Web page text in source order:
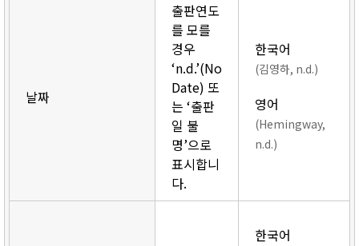
날짜
출판연도
를 모를
경우
‘n.d.’(No
Date) 또
는 ‘출판
일 불
명’으로
표시합니
다.
한국어
(김영하, n.d.)
영어
(Hemingway,
n.d.)
한국어